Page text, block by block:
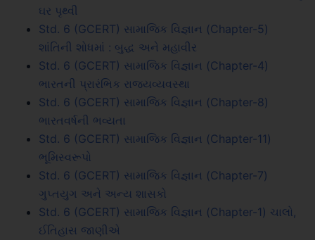
ઘર પૃથ્વી
Std. 6 (GCERT) સામાજિક વિજ્ઞાન (Chapter-5)
શાંતિની શોધમાં : બુદ્ધ અને મહાવીર
Std. 6 (GCERT) સામાજિક વિજ્ઞાન (Chapter-4)
ભારતની પ્રારંભિક રાજ્યવ્યવસ્થા
Std. 6 (GCERT) સામાજિક વિજ્ઞાન (Chapter-8)
ભારતવર્ષની ભવ્યતા
Std. 6 (GCERT) સામાજિક વિજ્ઞાન (Chapter-11)
ભૂમિસ્વરૂપો
Std. 6 (GCERT) સામાજિક વિજ્ઞાન (Chapter-7)
ગુપ્તયુગ અને અન્ય શાસકો
Std. 6 (GCERT) સામાજિક વિજ્ઞાન (Chapter-1) ચાલો,
ઈતિહાસ જાણીએ